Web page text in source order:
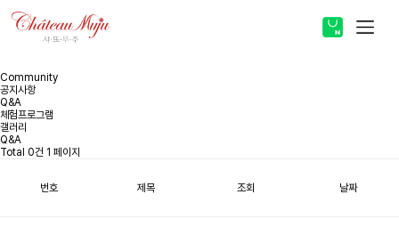
ABOUT
PRODUCT
스토어 바로가기
Community
공지사항
Q&A
체험프로그램
갤러리
Q&A
Total 0건 1 페이지
번호 제목 조회 날짜